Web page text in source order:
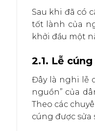
Sau khi đã có
tốt lành của
khởi đầu một
2.1. Lễ
Đây là nghi lễ
nguồn” của
Theo các
cúng được sửa